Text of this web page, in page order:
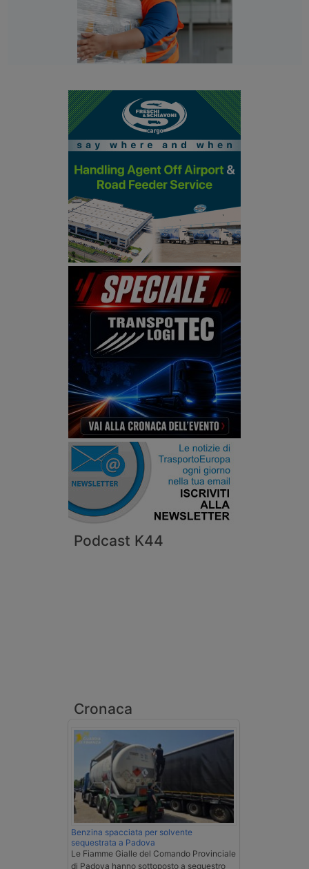
Podcast K44
Cronaca
Benzina spacciata per solvente
sequestrata a Padova
Le Fiamme Gialle del Comando Provinciale
di Padova hanno sottoposto a sequestro